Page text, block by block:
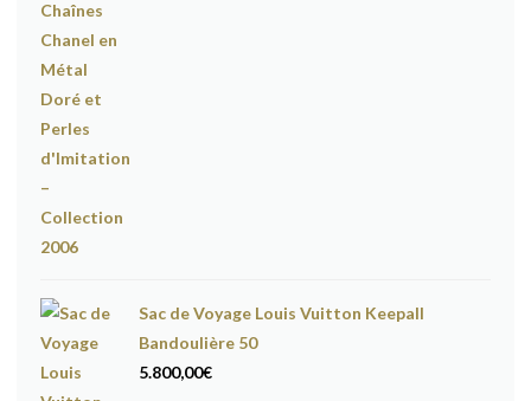
Sac de Voyage Louis Vuitton Keepall
Bandoulière 50
5.800,00€